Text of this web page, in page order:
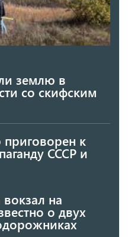
землю в
со скифским
приговорен к
СССР и
вокзал на
о двух